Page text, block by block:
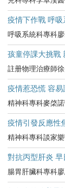
疫情下作戰 呼
呼吸系統科專科
孩童停課大挑戰
註册物理治療師
疫情惹恐慌 容易
精神科專科麥棨
疫情引發反應性
精神科專科談家
對抗丙型肝炎
腸胃肝臟科專科